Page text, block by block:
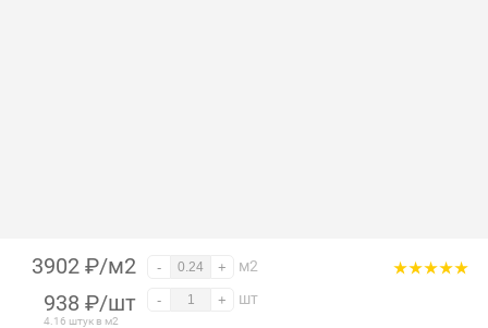
3902 ₽/м2 - + м2
938 ₽/шт
4.16 штук в м2
- + шт